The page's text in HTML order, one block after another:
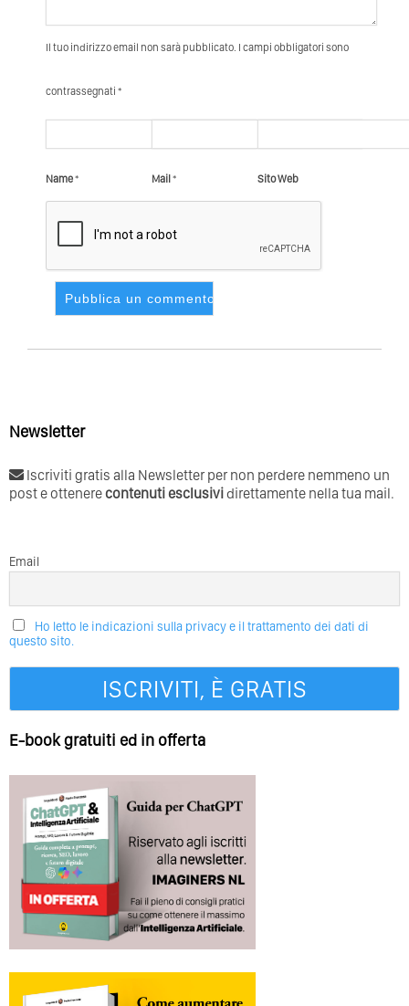
Il tuo indirizzo email non sarà pubblicato. I campi obbligatori sono
contrassegnati *
Name* Mail* Sito Web
Newsletter
Iscriviti gratis alla Newsletter per non perdere nemmeno un
post e ottenerecontenuti esclusividirettamente nella tua mail.
Email
Ho letto le indicazioni sulla privacy e il trattamento dei dati di
questo sito.
E-book gratuiti ed in offerta